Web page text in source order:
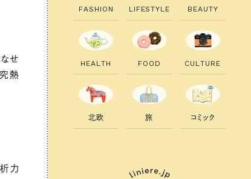
せ
熱
力
FAS H I O N LI FESTYLE B EAUTY
H EALTH FO O D CU LTU RE
北欧 旅 コ ミ ック